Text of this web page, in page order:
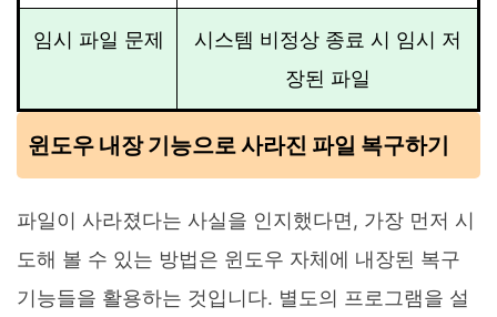
임시 파일 문제
시스템 비정상 종료 시 임시 저
장된 파일
윈도우 내장 기능으로 사라진 파일 복구하기
파일이 사라졌다는 사실을 인지했다면, 가장 먼저 시
도해 볼 수 있는 방법은 윈도우 자체에 내장된 복구
기능들을 활용하는 것입니다. 별도의 프로그램을 설